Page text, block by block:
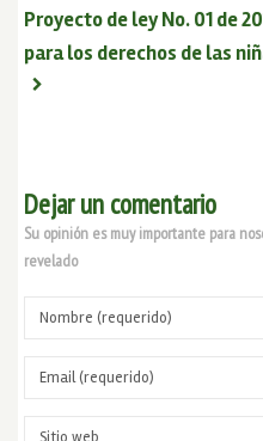
Proyecto de ley No. 01 de
para los derechos de las
Dejar un comentario
Su opinión es muy importante para
revelado